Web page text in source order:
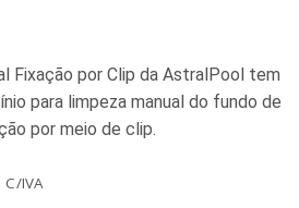
Fixação por Clip da AstralPool tem
para limpeza manual do fundo de
por meio de clip.
C/IVA